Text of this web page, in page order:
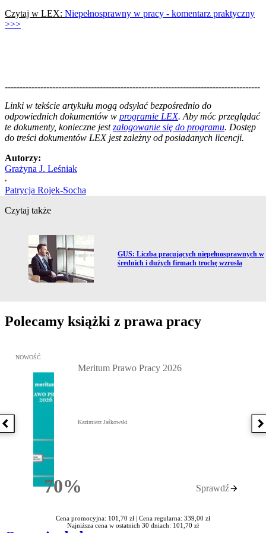
Czytaj w LEX: Niepełnosprawny w pracy - komentarz praktyczny
>>>
--------------------------------------------------------------------------------------
Linki w tekście artykułu mogą odsyłać bezpośrednio do
odpowiednich dokumentów w programie LEX. Aby móc przeglądać
te dokumenty, konieczne jestzalogowanie się do programu. Dostęp
do treści dokumentów LEX jest zależny od posiadanych licencji.
Autorzy:
Grażyna J. Leśniak
Patrycja Rojek-Socha
Czytaj także
Przejdź do artykułu:
GUS: Liczba pracujących niepełnosprawnych w
średnich i dużych firmach trochę wzrosła
Polecamy książki z prawa pracy
Poprzednia książka
Przejdź do: Meritum Prawo Pracy 2026, Kazimierz Jaśkowski -
NOWOŚĆ
70%Rabatu
Meritum Prawo Pracy 2026
Kazimierz Jaśkowski
Sprawdź
Cena promocyjna: 101,70 zł | Cena regularna: 339,00 zł
Najniższa cena w ostatnich 30 dniach: 101,70 zł